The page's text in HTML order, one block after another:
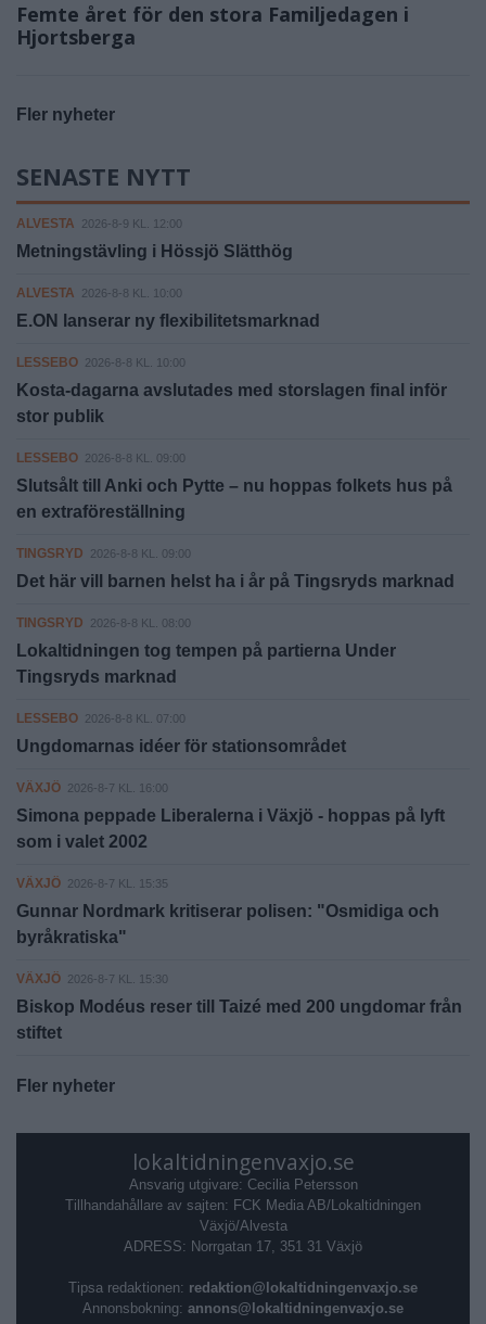
Femte året för den stora Familjedagen i
Hjortsberga
Fler nyheter
SENASTE NYTT
ALVESTA 2026-8-9 KL. 12:00
Metningstävling i Hössjö Slätthög
ALVESTA 2026-8-8 KL. 10:00
E.ON lanserar ny flexibilitetsmarknad
LESSEBO 2026-8-8 KL. 10:00
Kosta-dagarna avslutades med storslagen final inför
stor publik
LESSEBO 2026-8-8 KL. 09:00
Slutsålt till Anki och Pytte – nu hoppas folkets hus på
en extraföreställning
TINGSRYD 2026-8-8 KL. 09:00
Det här vill barnen helst ha i år på Tingsryds marknad
TINGSRYD 2026-8-8 KL. 08:00
Lokaltidningen tog tempen på partierna Under
Tingsryds marknad
LESSEBO 2026-8-8 KL. 07:00
Ungdomarnas idéer för stationsområdet
VÄXJÖ 2026-8-7 KL. 16:00
Simona peppade Liberalerna i Växjö - hoppas på lyft
som i valet 2002
VÄXJÖ 2026-8-7 KL. 15:35
Gunnar Nordmark kritiserar polisen: "Osmidiga och
byråkratiska"
VÄXJÖ 2026-8-7 KL. 15:30
Biskop Modéus reser till Taizé med 200 ungdomar från
stiftet
Fler nyheter
lokaltidningenvaxjo.se
Ansvarig utgivare: Cecilia Petersson
Tillhandahållare av sajten: FCK Media AB/Lokaltidningen
Växjö/Alvesta
ADRESS: Norrgatan 17, 351 31 Växjö
Tipsa redaktionen: redaktion@lokaltidningenvaxjo.se
Annonsbokning: annons@lokaltidningenvaxjo.se